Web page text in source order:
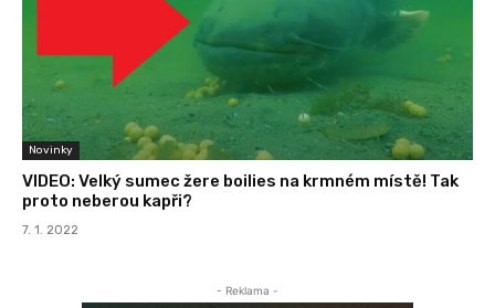
Novinky
VIDEO: Velký sumec žere boilies na krmném místě! Tak
proto neberou kapři?
7. 1. 2022
- Reklama -